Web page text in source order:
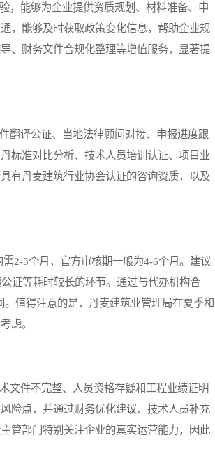
能够为企业提供资质规划、材料准备、申
，能够及时获取政策变化信息，帮助企业规
、财务文件合规化整理等增值服务，显著提
译公证、当地法律顾问对接、申报进度跟
标准对比分析、技术人员培训认证、项目业
有丹麦建筑行业协会认证的咨询资质，以及
2-3个月，官方审核期一般为4-6个月。建议
证等耗时较长的环节。通过与代办机构合
值得注意的是，丹麦建筑业管理局在夏季和
虑。
件不完整、人员资格存疑和工程业绩证明
险点，并通过财务优化建议、技术人员补充
管部门特别关注企业的真实运营能力，因此